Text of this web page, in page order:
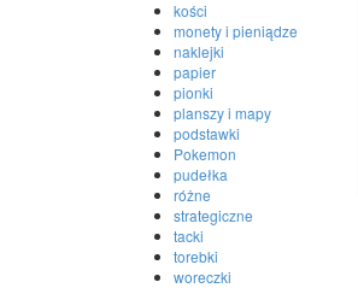
kości
monety i pieniądze
naklejki
papier
pionki
planszy i mapy
podstawki
Pokemon
pudełka
różne
strategiczne
tacki
torebki
woreczki